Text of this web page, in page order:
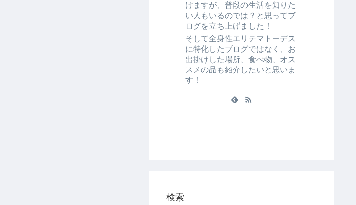
けますが、普段の生活を知りた
い人もいるのでは？と思ってブ
ログを立ち上げました！
そして全身性エリテマトーデス
に特化したブログではなく、お
出掛けした場所、食べ物、オス
スメの品も紹介したいと思いま
す！
検索